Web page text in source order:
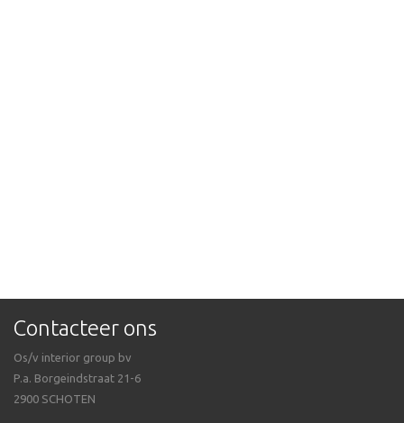
Contacteer ons
Os/v interior group bv
P.a. Borgeindstraat 21-6
2900 SCHOTEN